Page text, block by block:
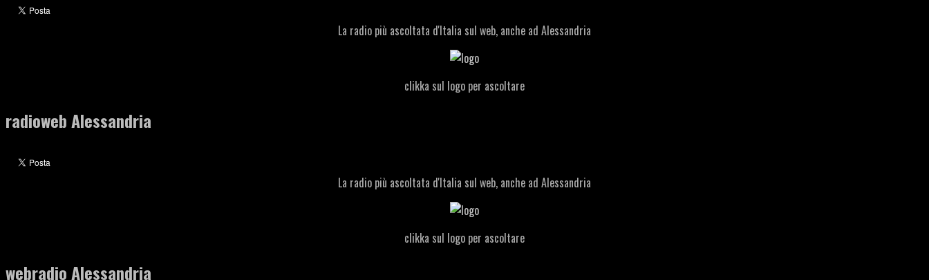
La radio più ascoltata d'Italia sul web, anche ad Alessandria
clikka sul logo per ascoltare
radioweb Alessandria
La radio più ascoltata d'Italia sul web, anche ad Alessandria
clikka sul logo per ascoltare
webradio Alessandria